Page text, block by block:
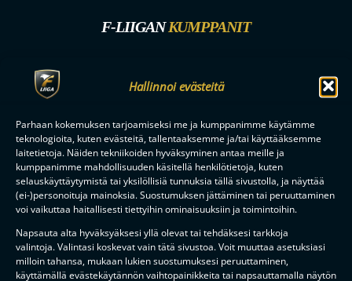
Hallinnoi evästeitä
Parhaan kokemuksen tarjoamiseksi me ja kumppanimme käytämme
teknologioita, kuten evästeitä, tallentaaksemme ja/tai käyttääksemme
laitetietoja. Näiden tekniikoiden hyväksyminen antaa meille ja
kumppanimme mahdollisuuden käsitellä henkilötietoja, kuten
selauskäyttäytymistä tai yksilöllisiä tunnuksia tällä sivustolla, ja näyttää
(ei-)personoituja mainoksia. Suostumuksen jättäminen tai peruuttaminen
voi vaikuttaa haitallisesti tiettyihin ominaisuuksiin ja toimintoihin.
Napsauta alta hyväksyäksesi yllä olevat tai tehdäksesi tarkkoja
valintoja. Valintasi koskevat vain tätä sivustoa. Voit muuttaa asetuksiasi
milloin tahansa, mukaan lukien suostumuksesi peruuttaminen,
käyttämällä evästekäytännön vaihtopainikkeita tai napsauttamalla näytön
F-LIIGANKUMPPANIT